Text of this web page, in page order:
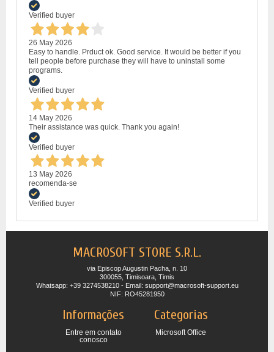
Verified buyer
26 May 2026
Easy to handle. Prduct ok. Good service. It would be better if you
tell people before purchase they will have to uninstall some
programs.
Verified buyer
14 May 2026
Their assistance was quick. Thank you again!
Verified buyer
13 May 2026
recomenda-se
Verified buyer
MACROSOFT STORE S.R.L.
via Episcop Augustin Pacha, n. 10
300055, Timisoara, Timis
Whatsapp: +39 3274538210 - Email: support@macrosoft-support.eu
NIF: RO45281950
Informações
Entre em contato
conosco
Categorias
Microsoft Office